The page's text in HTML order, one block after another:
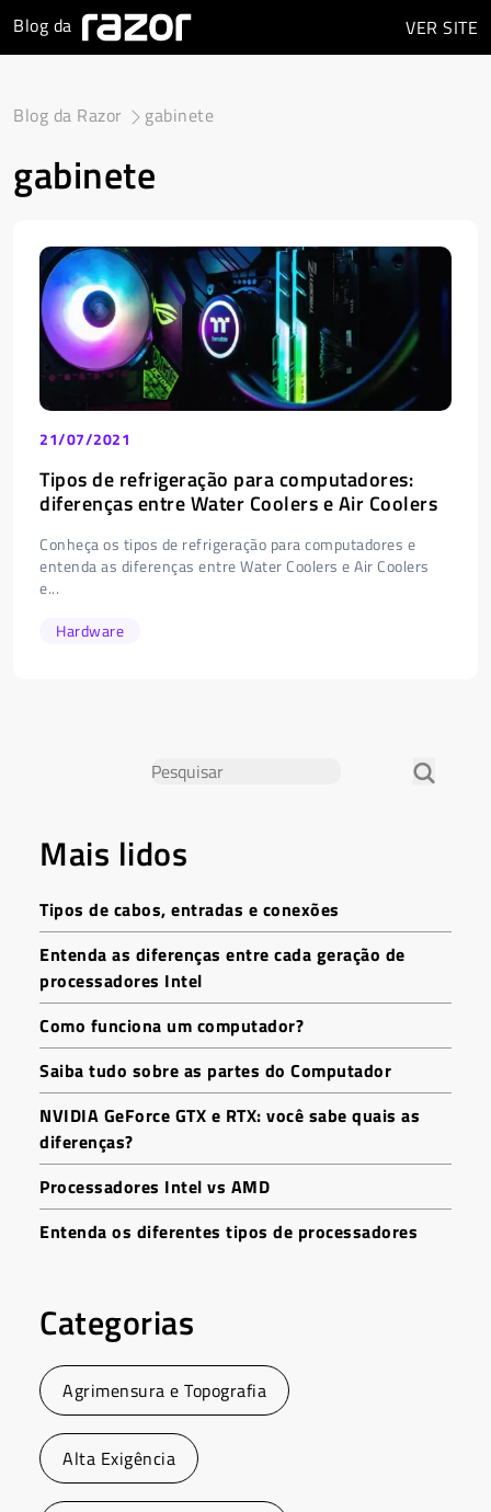
Blog da VER SITE
Blog da Razor gabinete
gabinete
21/07/2021
Tipos de refrigeração para computadores:
diferenças entre Water Coolers e Air Coolers
Conheça os tipos de refrigeração para computadores e
entenda as diferenças entre Water Coolers e Air Coolers
e...
Hardware
Mais lidos
Tipos de cabos, entradas e conexões
Entenda as diferenças entre cada geração de
processadores Intel
Como funciona um computador?
Saiba tudo sobre as partes do Computador
NVIDIA GeForce GTX e RTX: você sabe quais as
diferenças?
Processadores Intel vs AMD
Entenda os diferentes tipos de processadores
Categorias
Agrimensura e Topografia
Alta Exigência